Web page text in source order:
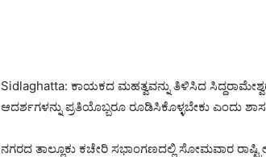
Sidlaghatta: ಕಾಯಕದ ಮಹತ್ವವನ್ನು ತಿಳಿಸಿದ
ಆದರ್ಶಗಳನ್ನು ಪ್ರತಿಯೊಬ್ಬರೂ ರೂಡಿಸಿಕೊಳ್ಳಬೇಕು ಎಂದು
ನಗರದ ತಾಲ್ಲೂಕು ಕಚೇರಿ ಸಭಾಂಗಣದಲ್ಲಿ ಸೋಮವಾರ